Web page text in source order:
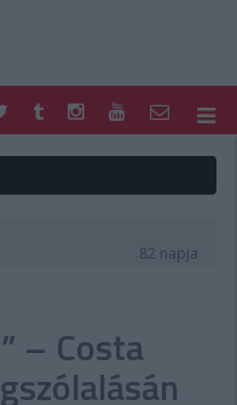
82 napja
– Costa